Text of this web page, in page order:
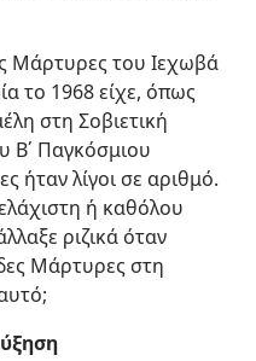
Μάρτυρες του Ιεχωβά
το 1968 είχε, όπως
στη Σοβιετική
Β΄ Παγκόσμιου
ήταν λίγοι σε αριθμό.
ή καθόλου
ριζικά όταν
Μάρτυρες στη